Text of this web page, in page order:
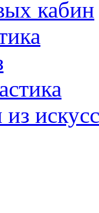
кабин